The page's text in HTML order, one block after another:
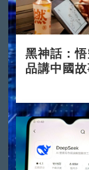
黑神話：
品講中國故